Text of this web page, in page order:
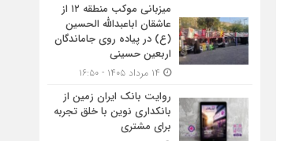
میزبانی موکب منطقه ۱۲ از
عاشقان اباعبدالله الحسین
(ع) در پیاده روی جاماندگان
اربعین حسینی
روایت بانک ایران زمین از
بانکداری نوین با خلق تجربه
برای مشتری